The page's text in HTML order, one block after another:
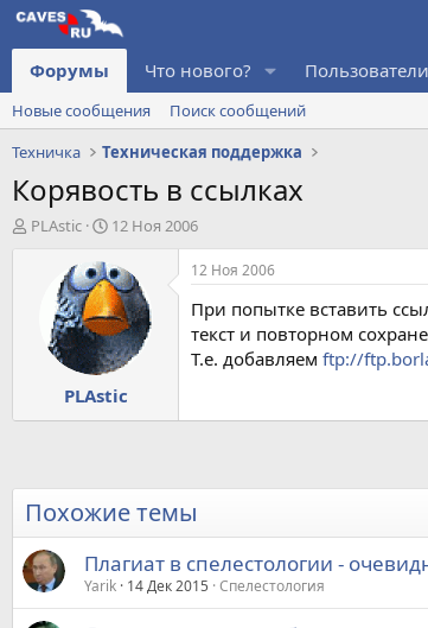
Форумы Что нового? Пользователи
Новые сообщения
Поиск сообщений
Техничка
Техническая поддержка
Корявость в ссылках
А
PLAstic
Д
т
а
н
а
ч
а
л
а
12 Ноя 2006
PLAstic
12 Ноя 2006
При попытке вставить
текст и повторном
Т.е. добавляем ftp://
Похожие темы
Плагиат в спелестологии -
Yarik 14 Дек 2015 Спелестология